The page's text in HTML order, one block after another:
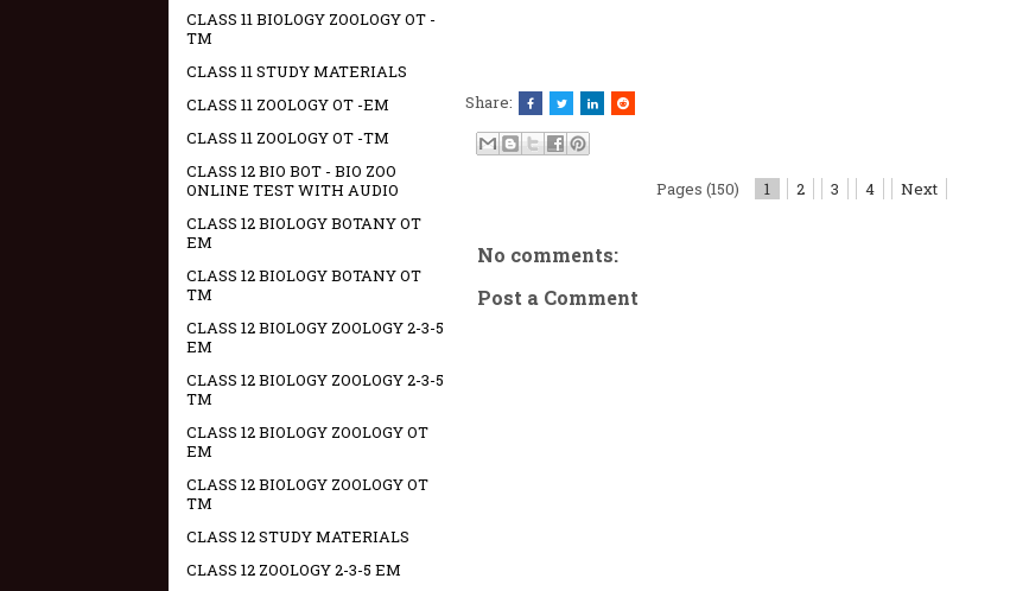
Share:
Pages (150) 1 2 3 4 Next
No comments:
Post a Comment
CLASS 11 BIOLOGY ZOOLOGY OT -
TM
CLASS 11 STUDY MATERIALS
CLASS 11 ZOOLOGY OT -EM
CLASS 11 ZOOLOGY OT -TM
CLASS 12 BIO BOT - BIO ZOO
ONLINE TEST WITH AUDIO
CLASS 12 BIOLOGY BOTANY OT
EM
CLASS 12 BIOLOGY BOTANY OT
TM
CLASS 12 BIOLOGY ZOOLOGY 2-3-5
EM
CLASS 12 BIOLOGY ZOOLOGY 2-3-5
TM
CLASS 12 BIOLOGY ZOOLOGY OT
EM
CLASS 12 BIOLOGY ZOOLOGY OT
TM
CLASS 12 STUDY MATERIALS
CLASS 12 ZOOLOGY 2-3-5 EM